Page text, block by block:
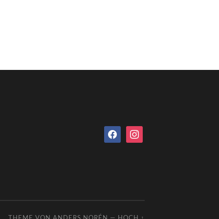
facebookinstagram
THEME VON ANDERS NORÉN — HOCH ↑